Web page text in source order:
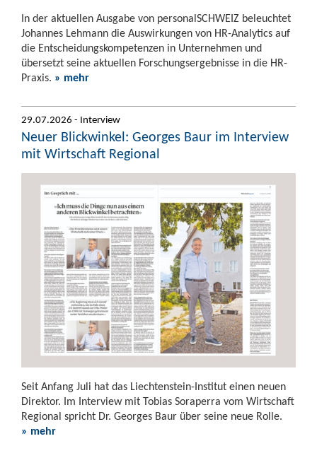
In der aktuellen Ausgabe von personalSCHWEIZ beleuchtet
Johannes Lehmann die Auswirkungen von HR-Analytics auf
die Entscheidungskompetenzen in Unternehmen und
übersetzt seine aktuellen Forschungsergebnisse in die HR-
Praxis. » mehr
29.07.2026 - Interview
Neuer Blickwinkel: Georges Baur im Interview
mit Wirtschaft Regional
Seit Anfang Juli hat das Liechtenstein-Institut einen neuen
Direktor. Im Interview mit Tobias Soraperra vom Wirtschaft
Regional spricht Dr. Georges Baur über seine neue Rolle.
» mehr